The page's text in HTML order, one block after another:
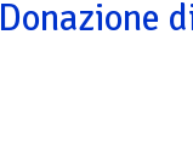
Donazione